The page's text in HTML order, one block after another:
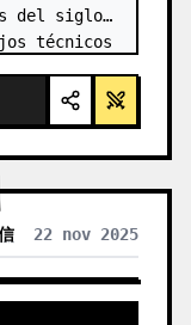
del siglo
técnicos
22 nov 2025